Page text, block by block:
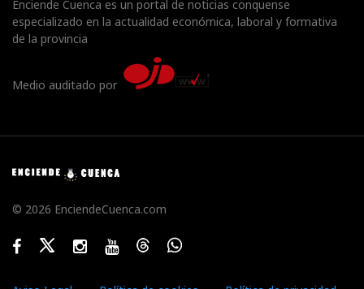
Enciende Cuenca es un portal de noticias conquense
especializado en la actualidad económica, laboral y formativa
de la provincia
Medio auditado por
© 2026 EnciendeCuenca.com
FacebookTwitterInstagramYoutubeThreadsWhatsApp